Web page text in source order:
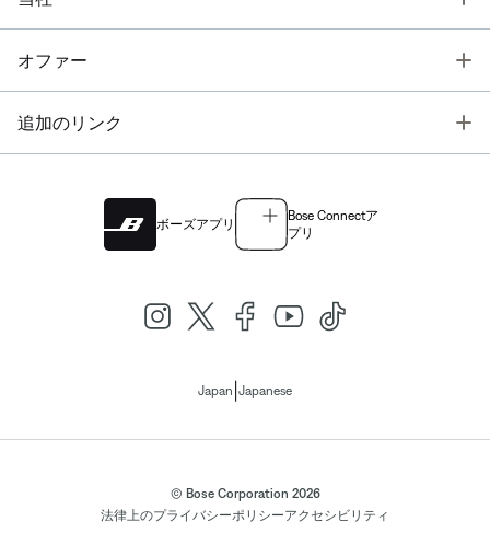
オファー
追加のリンク
ボーズアプリ
Bose Connectア
プリ
Japan Japanese
© Bose Corporation 2026
法律上のプライバシーポリシーアクセシビリティ